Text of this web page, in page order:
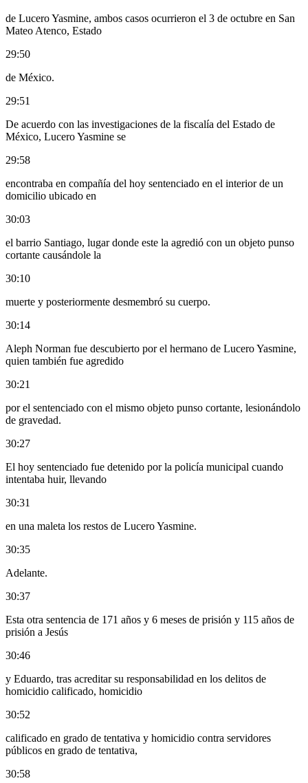
de Lucero Yasmine, ambos casos ocurrieron el 3 de octubre en San
Mateo Atenco, Estado
29:50
de México.
29:51
De acuerdo con las investigaciones de la fiscalía del Estado de
México, Lucero Yasmine se
29:58
encontraba en compañía del hoy sentenciado en el interior de un
domicilio ubicado en
30:03
el barrio Santiago, lugar donde este la agredió con un objeto punso
cortante causándole la
30:10
muerte y posteriormente desmembró su cuerpo.
30:14
Aleph Norman fue descubierto por el hermano de Lucero Yasmine,
quien también fue agredido
30:21
por el sentenciado con el mismo objeto punso cortante, lesionándolo
de gravedad.
30:27
El hoy sentenciado fue detenido por la policía municipal cuando
intentaba huir, llevando
30:31
en una maleta los restos de Lucero Yasmine.
30:35
Adelante.
30:37
Esta otra sentencia de 171 años y 6 meses de prisión y 115 años de
prisión a Jesús
30:46
y Eduardo, tras acreditar su responsabilidad en los delitos de
homicidio calificado, homicidio
30:52
calificado en grado de tentativa y homicidio contra servidores
públicos en grado de tentativa,
30:58